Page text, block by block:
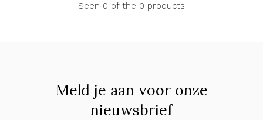
Seen 0 of the 0 products
Meld je aan voor onze
nieuwsbrief